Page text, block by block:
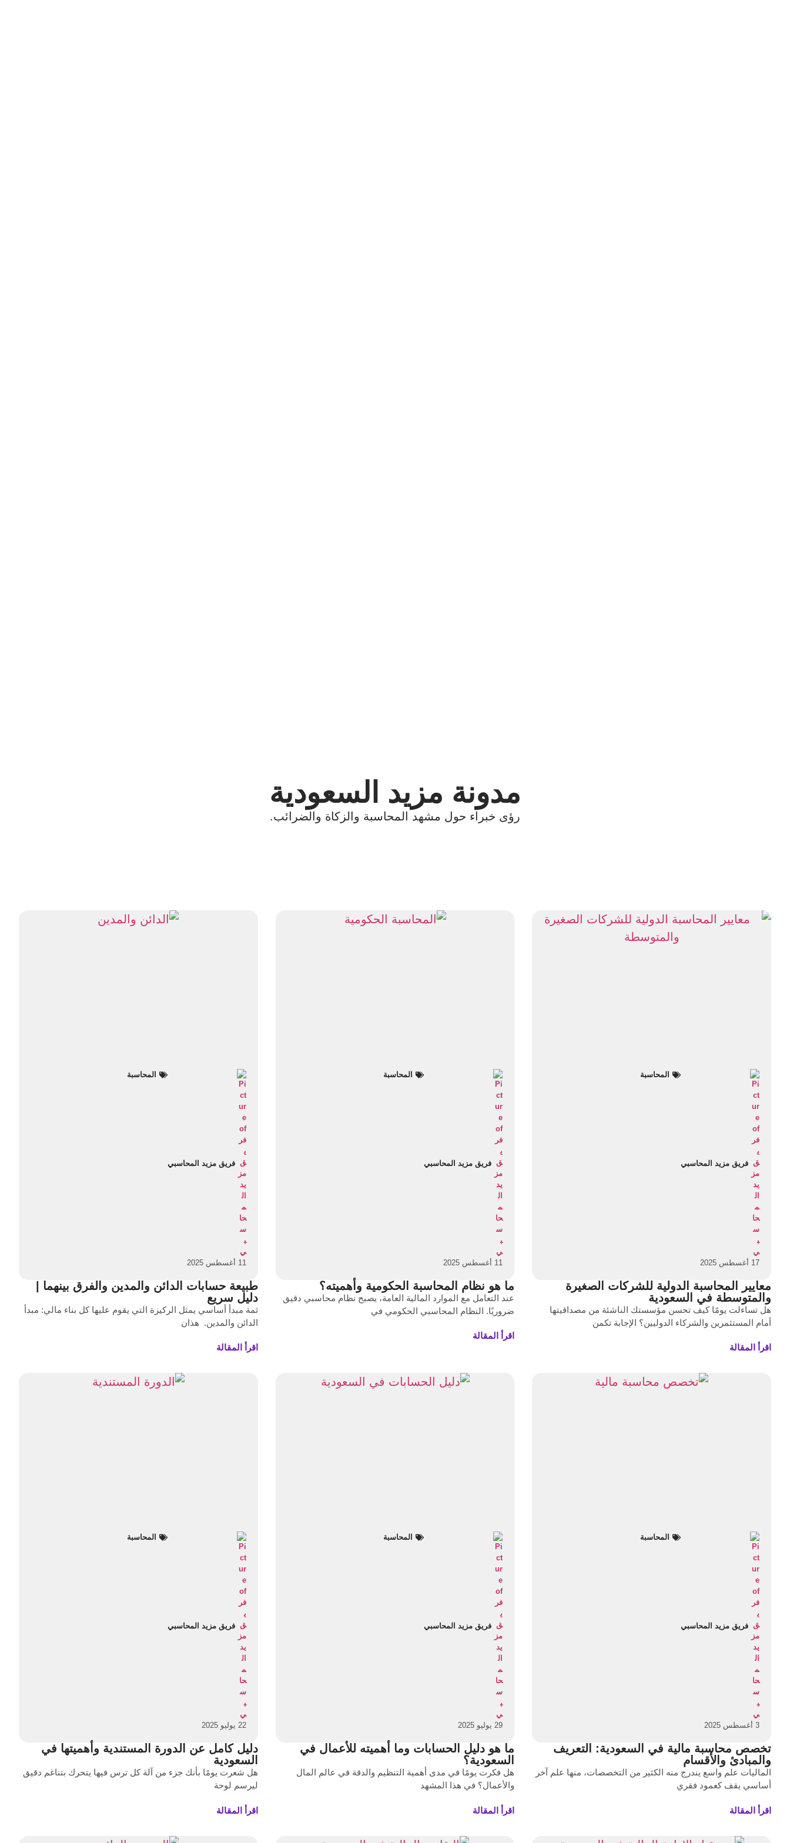
مدونة مزيد السعودية
رؤى خبراء حول مشهد المحاسبة والزكاة والضرائب.
فريق مزيد المحاسبي
المحاسبة
17 أغسطس 2025
معايير المحاسبة الدولية للشركات الصغيرة
والمتوسطة في السعودية
هل تساءلت يومًا كيف تحسن مؤسستك الناشئة من مصداقيتها
أمام المستثمرين والشركاء الدوليين؟ الإجابة تكمن
اقرأ المقالة
فريق مزيد المحاسبي
المحاسبة
11 أغسطس 2025
ما هو نظام المحاسبة الحكومية وأهميته؟
عند التعامل مع الموارد المالية العامة، يصبح نظام محاسبي دقيق
ضروريًا. النظام المحاسبي الحكومي في
اقرأ المقالة
فريق مزيد المحاسبي
المحاسبة
11 أغسطس 2025
طبيعة حسابات الدائن والمدين والفرق بينهما |
دليل سريع
ثمة مبدأ أساسي يمثل الركيزة التي يقوم عليها كل بناء مالي: مبدأ
الدائن والمدين. هذان
اقرأ المقالة
فريق مزيد المحاسبي
المحاسبة
3 أغسطس 2025
تخصص محاسبة مالية في السعودية: التعريف
والمبادئ والأقسام
الماليات علم واسع يندرج منه الكثير من التخصصات، منها علم آخر
أساسي يقف كعمود فقري
اقرأ المقالة
فريق مزيد المحاسبي
المحاسبة
29 يوليو 2025
ما هو دليل الحسابات وما أهميته للأعمال في
السعودية؟
هل فكرت يومًا في مدى أهمية التنظيم والدقة في عالم المال
والأعمال؟ في هذا المشهد
اقرأ المقالة
فريق مزيد المحاسبي
المحاسبة
22 يوليو 2025
دليل كامل عن الدورة المستندية وأهميتها في
السعودية
هل شعرت يومًا بأنك جزء من آلة كل ترس فيها يتحرك بتناغم دقيق
ليرسم لوحة
اقرأ المقالة